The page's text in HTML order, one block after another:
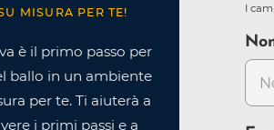
MISURA PER TE!
è il primo passo per
ballo in un ambiente
per te. Ti aiuterà a
i primi passi e a
I